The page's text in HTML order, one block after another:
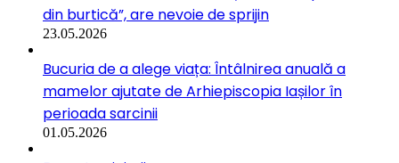
din burtică”, are nevoie de sprijin
23.05.2026
Bucuria de a alege viața: Întâlnirea anuală a
mamelor ajutate de Arhiepiscopia Iașilor în
perioada sarcinii
01.05.2026